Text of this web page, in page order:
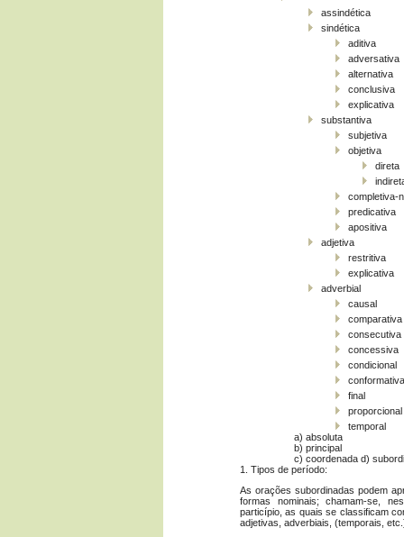
assindética
sindética
aditiva
adversativa
alternativa
conclusiva
explicativa
substantiva
subjetiva
objetiva
direta
completiva-
predicativa
apositiva
adjetiva
restritiva
explicativa
adverbial
causal
comparativa
consecutiva
concessiva
condicional
conformativa
final
proporcional
temporal
a) absoluta
b) principal
c) coordenada d)
1. Tipos de período:
As orações subordinadas podem
formas nominais; chamam-se,
particípio, as quais se classificam
adjetivas, adverbiais, (temporais,